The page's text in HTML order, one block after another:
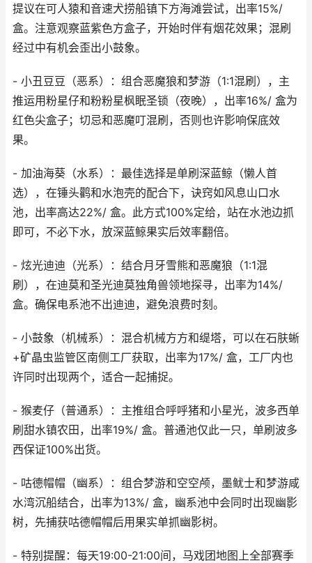
提议在可人猿和音速犬捞船镇下方海滩尝试，出率15%/
盒。注意观察蓝紫色方盒子，开始时伴有烟花效果；混刷
经过中有机会歪出小鼓象。
- 小丑豆豆（恶系）：组合恶魔狼和梦游（1:1混刷），主
推运用粉星仔和粉粉星枫眠圣锁（夜晚），出率16%/ 盒为
红色尖盒子；切忌和恶魔叮混刷，否则也许影响保底效
果。
- 加油海葵（水系）：最佳选择是单刷深蓝鲸（懒人首
选），在锤头鹳和水泡壳的配合下，诀窍如风息山口水
池，出率高达22%/ 盒。此方式100%定给，站在水池边抓
即可，不必下水，放深蓝鲸果实后效率翻倍。
- 炫光迪迪（光系）：结合月牙雪熊和恶魔狼（1:1混
刷），在迪莫和圣光迪莫独角兽领地探寻，出率为14%/
盒。确保电系池不出迪迪，避免浪费时刻。
- 小鼓象（机械系）：混合机械方方和缇塔，可以在石肤蜥
+矿晶虫监管区南侧工厂获取，出率为17%/ 盒，工厂内也
许同时出现两个，适合一起捕捉。
- 猴麦仔（普通系）：主推组合呼呼猪和小星光，波多西单
刷甜水镇农田，出率19%/ 盒。普通池仅此一只，单刷波多
西保证100%出货。
- 咕德帽帽（幽系）：组合梦游和空空颅，墨鱿士和梦游咸
水湾沉船结合，出率为13%/ 盒，幽系池中会同时出现幽影
树，先捕获咕德帽帽后用果实单抓幽影树。
- 特别提醒：每天19:00-21:00间，马戏团地图上全部赛季